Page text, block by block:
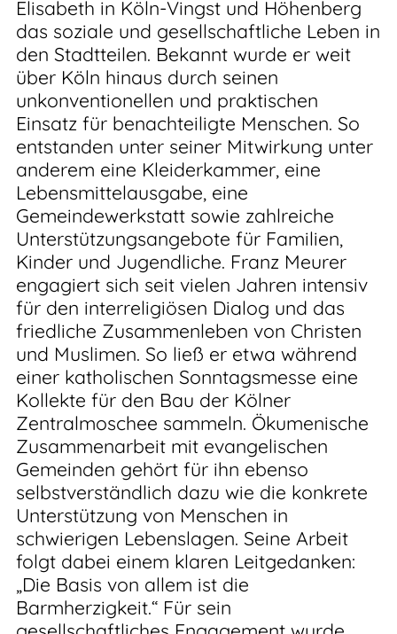
Elisabeth in Köln-Vingst und Höhenberg
das soziale und gesellschaftliche Leben in
den Stadtteilen. Bekannt wurde er weit
über Köln hinaus durch seinen
unkonventionellen und praktischen
Einsatz für benachteiligte Menschen. So
entstanden unter seiner Mitwirkung unter
anderem eine Kleiderkammer, eine
Lebensmittelausgabe, eine
Gemeindewerkstatt sowie zahlreiche
Unterstützungsangebote für Familien,
Kinder und Jugendliche. Franz Meurer
engagiert sich seit vielen Jahren intensiv
für den interreligiösen Dialog und das
friedliche Zusammenleben von Christen
und Muslimen. So ließ er etwa während
einer katholischen Sonntagsmesse eine
Kollekte für den Bau der Kölner
Zentralmoschee sammeln. Ökumenische
Zusammenarbeit mit evangelischen
Gemeinden gehört für ihn ebenso
selbstverständlich dazu wie die konkrete
Unterstützung von Menschen in
schwierigen Lebenslagen. Seine Arbeit
folgt dabei einem klaren Leitgedanken:
„Die Basis von allem ist die
Barmherzigkeit.“ Für sein